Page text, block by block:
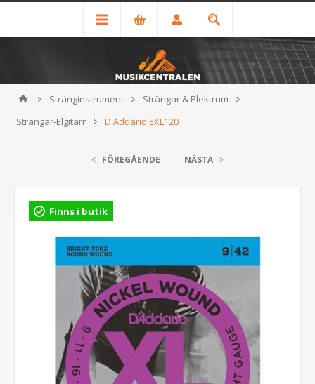
Stränginstrument
Strängar & Plektrum
Strängar-Elgitarr
D'Addario EXL120
FÖREGÅENDE NÄSTA
Finns i butik